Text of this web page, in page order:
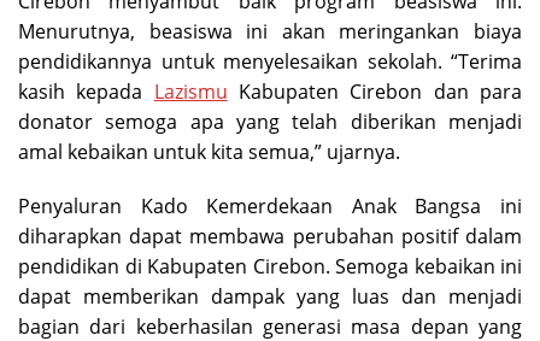
Menurutnya, beasiswa ini akan meringankan biaya
pendidikannya untuk menyelesaikan sekolah. “Terima
kasih kepada Lazismu Kabupaten Cirebon dan para
donator semoga apa yang telah diberikan menjadi
amal kebaikan untuk kita semua,” ujarnya.
Penyaluran Kado Kemerdekaan Anak Bangsa ini
diharapkan dapat membawa perubahan positif dalam
pendidikan di Kabupaten Cirebon. Semoga kebaikan ini
dapat memberikan dampak yang luas dan menjadi
bagian dari keberhasilan generasi masa depan yang